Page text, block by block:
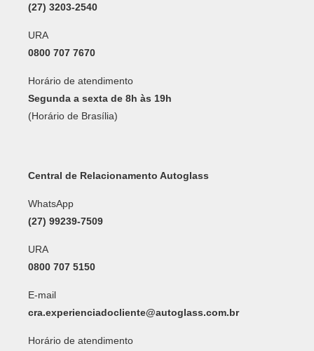
(27) 3203-2540
URA
0800 707 7670
Horário de atendimento
Segunda a sexta de 8h às 19h
(Horário de Brasília)
Central de Relacionamento Autoglass
WhatsApp
(27) 99239-7509
URA
0800 707 5150
E-mail
cra.experienciadocliente@autoglass.com.br
Horário de atendimento